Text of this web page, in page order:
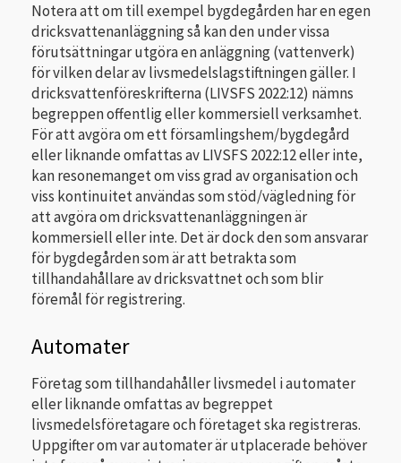
Notera att om till exempel bygdegården har en egen
dricksvattenanläggning så kan den under vissa
förutsättning­ar utgöra en an­läggning (vatten­verk)
för vilken delar av livsmedels­lagstiftningen gäller. I
dricksvattenföreskrifterna (LIVSFS 2022:12) nämns
begreppen offentlig eller kommersiell verksamhet.
För att avgöra om ett församlingshem/bygdegård
eller liknande omfattas av LIVSFS 2022:12 eller inte,
kan resonemanget om viss grad av organisation och
viss kontinuitet användas som stöd/vägledning för
att avgöra om dricksvattenanläggningen är
kommersiell eller inte. Det är dock den som ansvarar
för bygdegården som är att betrakta som
tillhandahållare av dricksvattnet och som blir
föremål för registrering.
Automater
Företag som tillhandahåller livsmedel i automater
eller liknande om­fattas av begreppet
livsmedelsföretagare och företaget ska registreras.
Uppgifter om var automater är utplacerade behöver